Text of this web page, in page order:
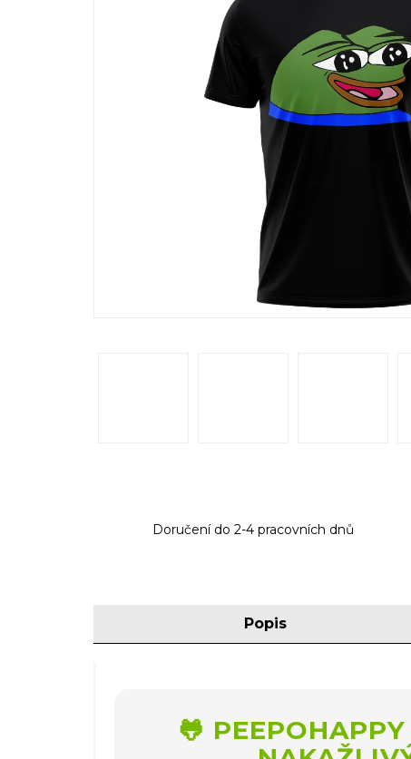
Doručení do 2-4 pracovních dnů
Popis
🐸